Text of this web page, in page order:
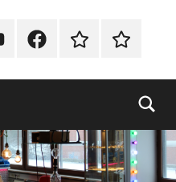
FacebookTikTok Webshop